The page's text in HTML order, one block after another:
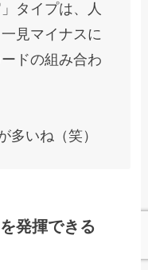
タイプは、人
見マイナスに
ドの組み合わ
多いね（笑）
発揮できる